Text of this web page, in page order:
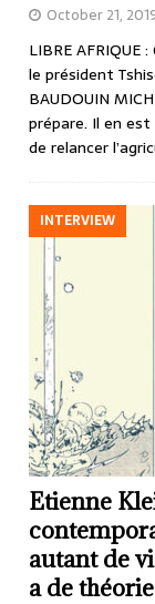
October 21,
LIBRE AFRIQUE
le président
BAUDOUIN
prépare. Il en
de relancer
INTERVIEW
Etienne
autant de
a de